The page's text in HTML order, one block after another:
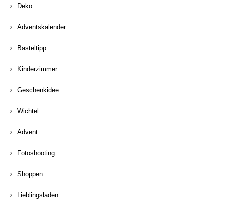
Deko
Adventskalender
Basteltipp
Kinderzimmer
Geschenkidee
Wichtel
Advent
Fotoshooting
Shoppen
Lieblingsladen